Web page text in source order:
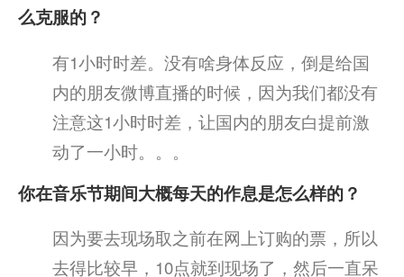
么克服的？
有1小时时差。没有啥身体反应，倒是给国
内的朋友微博直播的时候，因为我们都没有
注意这1小时时差，让国内的朋友白提前激
动了一小时。。。
你在音乐节期间大概每天的作息是怎么样的？
因为要去现场取之前在网上订购的票，所以
去得比较早，10点就到现场了，然后一直呆